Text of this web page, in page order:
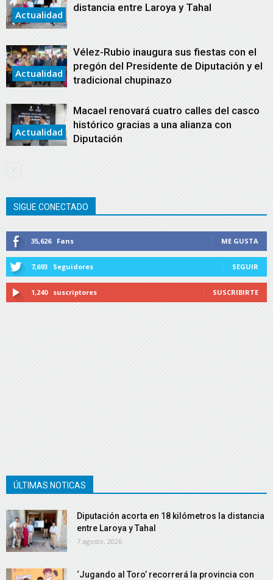
Actualidad
distancia entre Laroya y Tahal
Actualidad
Vélez-Rubio inaugura sus fiestas con el
pregón del Presidente de Diputación y el
tradicional chupinazo
Actualidad
Macael renovará cuatro calles del casco
histórico gracias a una alianza con
Diputación
SIGUE CONECTADO
35,626 Fans ME GUSTA
7,693 Seguidores SEGUIR
1,240 suscriptores SUSCRIBIRTE
ÚLTIMAS NOTICAS
Diputación acorta en 18 kilómetros la distancia
entre Laroya y Tahal
7 agosto, 2026
‘Jugando al Toro’ recorrerá la provincia con